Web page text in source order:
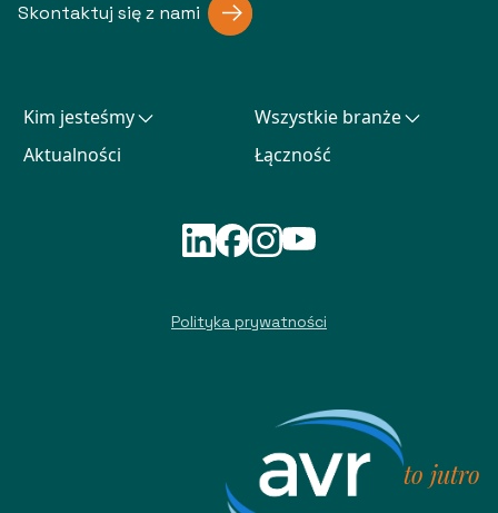
Skontaktuj się z nami
Kim jesteśmy
Aktualności
Wszystkie branże
Łączność
Polityka prywatności
to jutro